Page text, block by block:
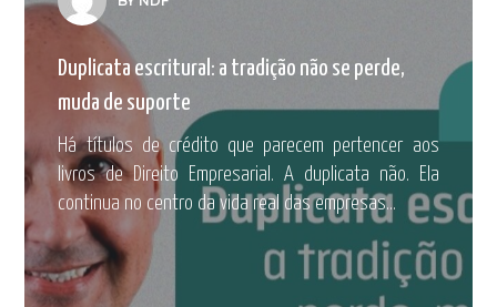
Duplicata escritural: a tradição não se perde,
muda de suporte
Há títulos de crédito que parecem pertencer aos
livros de Direito Empresarial. A duplicata não. Ela
continua no centro da vida real das empresas...